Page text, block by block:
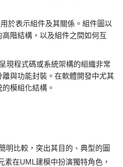
於表示組件及其關係。組件圖以
階結構，以及組件之間如何互
現程式碼或系統架構的組織非常
與功能封裝。在軟體開發中尤其
模組化結構。
明比較，突出其目的、典型的圖
素在UML建模中扮演獨特角色，